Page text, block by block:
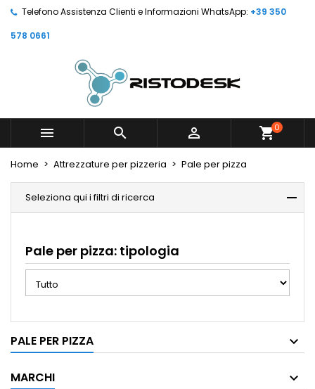
Telefono Assistenza Clienti e Informazioni WhatsApp: +39 350
578 0661
   shopping_cart0
Home Attrezzature per pizzeria Pale per pizza
Seleziona qui i filtri di ricerca
Pale per pizza: tipologia
PALE PER PIZZA
MARCHI